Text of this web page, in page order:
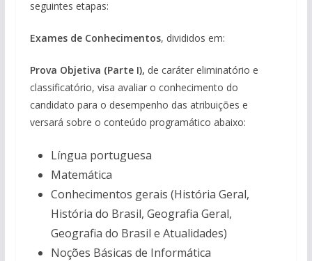
seguintes etapas:
Exames de Conhecimentos, divididos em:
Prova Objetiva (Parte I), de caráter eliminatório e
classificatório, visa avaliar o conhecimento do
candidato para o desempenho das atribuições e
versará sobre o conteúdo programático abaixo:
Língua portuguesa
Matemática
Conhecimentos gerais (História Geral,
História do Brasil, Geografia Geral,
Geografia do Brasil e Atualidades)
Noções Básicas de Informática